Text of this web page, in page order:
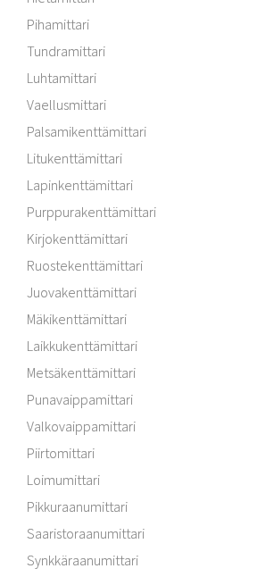
Pihamittari
Tundramittari
Luhtamittari
Vaellusmittari
Palsamikenttämittari
Litukenttämittari
Lapinkenttämittari
Purppurakenttämittari
Kirjokenttämittari
Ruostekenttämittari
Juovakenttämittari
Mäkikenttämittari
Laikkukenttämittari
Metsäkenttämittari
Punavaippamittari
Valkovaippamittari
Piirtomittari
Loimumittari
Pikkuraanumittari
Saaristoraanumittari
Synkkäraanumittari